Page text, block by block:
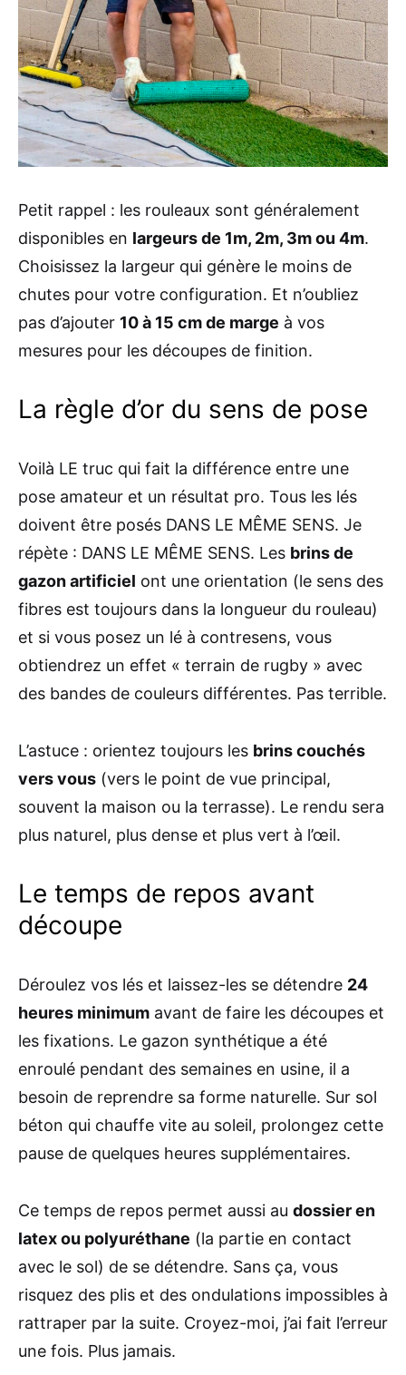
Petit rappel : les rouleaux sont généralement
disponibles en largeurs de 1m, 2m, 3m ou 4m.
Choisissez la largeur qui génère le moins de
chutes pour votre configuration. Et n’oubliez
pas d’ajouter 10 à 15 cm de marge à vos
mesures pour les découpes de finition.
La règle d’or du sens de pose
Voilà LE truc qui fait la différence entre une
pose amateur et un résultat pro. Tous les lés
doivent être posés DANS LE MÊME SENS. Je
répète : DANS LE MÊME SENS. Les brins de
gazon artificiel ont une orientation (le sens des
fibres est toujours dans la longueur du rouleau)
et si vous posez un lé à contresens, vous
obtiendrez un effet « terrain de rugby » avec
des bandes de couleurs différentes. Pas terrible.
L’astuce : orientez toujours les brins couchés
vers vous (vers le point de vue principal,
souvent la maison ou la terrasse). Le rendu sera
plus naturel, plus dense et plus vert à l’œil.
Le temps de repos avant
découpe
Déroulez vos lés et laissez-les se détendre 24
heures minimum avant de faire les découpes et
les fixations. Le gazon synthétique a été
enroulé pendant des semaines en usine, il a
besoin de reprendre sa forme naturelle. Sur sol
béton qui chauffe vite au soleil, prolongez cette
pause de quelques heures supplémentaires.
Ce temps de repos permet aussi au dossier en
latex ou polyuréthane (la partie en contact
avec le sol) de se détendre. Sans ça, vous
risquez des plis et des ondulations impossibles à
rattraper par la suite. Croyez-moi, j’ai fait l’erreur
une fois. Plus jamais.